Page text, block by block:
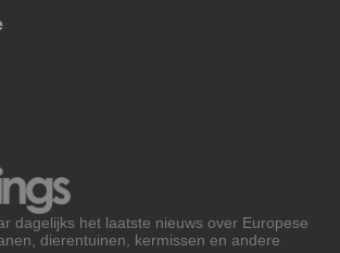
dagelijks het laatste nieuws over Europese
dierentuinen, kermissen en andere